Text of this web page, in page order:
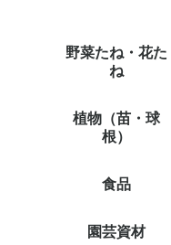
野菜たね・花た
ね
植物（苗・球
根）
食品
園芸資材